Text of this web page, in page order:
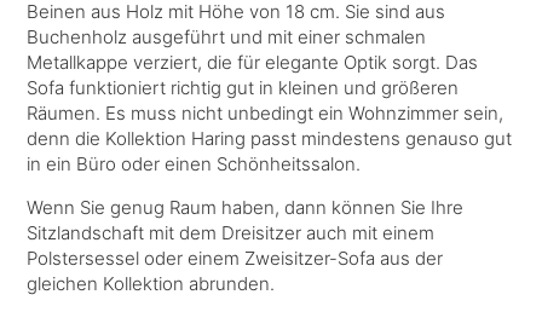
Beinen aus Holz mit Höhe von 18 cm. Sie sind aus
Buchenholz ausgeführt und mit einer schmalen
Metallkappe verziert, die für elegante Optik sorgt. Das
Sofa funktioniert richtig gut in kleinen und größeren
Räumen. Es muss nicht unbedingt ein Wohnzimmer sein,
denn die Kollektion Haring passt mindestens genauso gut
in ein Büro oder einen Schönheitssalon.
Wenn Sie genug Raum haben, dann können Sie Ihre
Sitzlandschaft mit dem Dreisitzer auch mit einem
Polstersessel oder einem Zweisitzer-Sofa aus der
gleichen Kollektion abrunden.